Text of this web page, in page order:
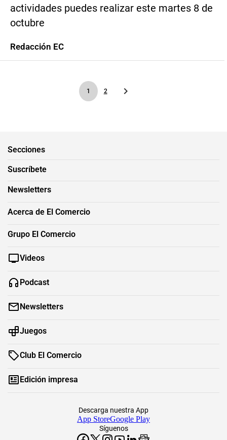
actividades puedes realizar este martes 8 de
octubre
Redacción EC
1 2
Secciones
Suscríbete
Newsletters
Acerca de El Comercio
Grupo El Comercio
Videos
Podcast
Newsletters
Juegos
Club El Comercio
Edición impresa
Síguenos
Descarga nuestra App
App StoreGoogle Play